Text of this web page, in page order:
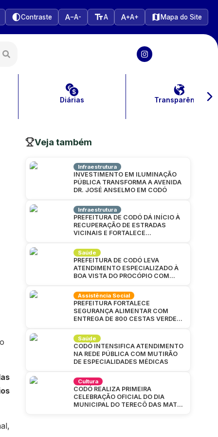
Contraste A- A A+ Mapa do Site
Diárias Transparência
Veja também
Infraestrutura
INVESTIMENTO EM ILUMINAÇÃO
PÚBLICA TRANSFORMA A AVENIDA
DR. JOSÉ ANSELMO EM CODÓ
Infraestrutura
PREFEITURA DE CODÓ DÁ INÍCIO À
RECUPERAÇÃO DE ESTRADAS
VICINAIS E FORTALECE
Saúde
PREFEITURA DE CODÓ LEVA
ATENDIMENTO ESPECIALIZADO À
BOA VISTA DO PROCÓPIO COM
Assistência Social
PREFEITURA FORTALECE
SEGURANÇA ALIMENTAR COM
ENTREGA DE 800 CESTAS VERDES
Saúde
CODÓ INTENSIFICA ATENDIMENTO
NA REDE PÚBLICA COM MUTIRÃO
DE ESPECIALIDADES MÉDICAS
Cultura
CODÓ REALIZA PRIMEIRA
CELEBRAÇÃO OFICIAL DO DIA
MUNICIPAL DO TERECÔ DAS MATAS